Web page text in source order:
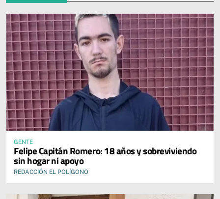
GENTE
Felipe Capitán Romero: 18 años y sobreviviendo
sin hogar ni apoyo
REDACCIÓN EL POLÍGONO